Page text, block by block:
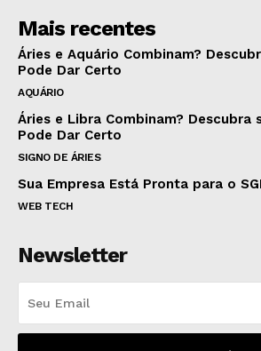
Mais recentes
Áries e Aquário Combinam?
Pode Dar Certo
AQUÁRIO
Áries e Libra Combinam? Descubra
Pode Dar Certo
SIGNO DE ÁRIES
Sua Empresa Está Pronta para o
WEB TECH
Newsletter